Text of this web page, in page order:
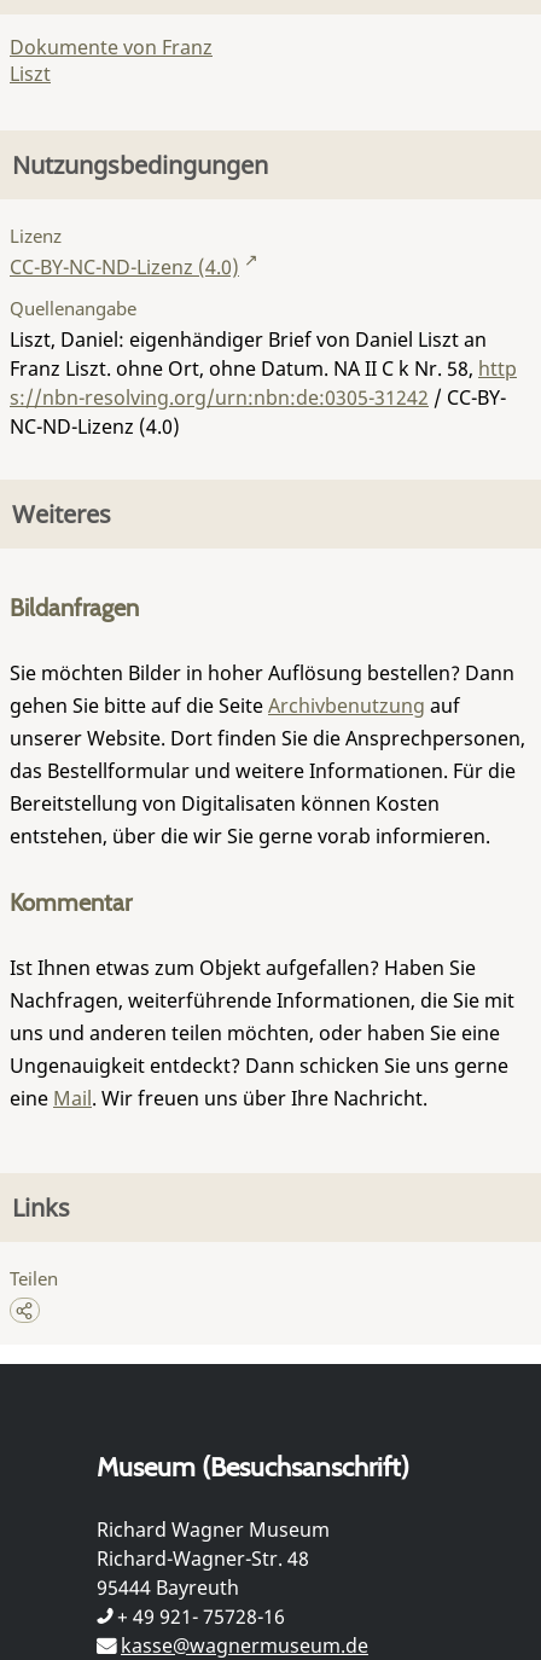
Dokumente von Franz
Liszt
Nutzungsbedingungen
Lizenz
CC-BY-NC-ND-Lizenz (4.0)
Quellenangabe
Liszt, Daniel: eigenhändiger Brief von Daniel Liszt an
Franz Liszt. ohne Ort, ohne Datum. NA II C k Nr. 58, http
s://nbn-resolving.org/urn:nbn:de:0305-31242 / CC-BY-
NC-ND-Lizenz (4.0)
Weiteres
Bildanfragen
Sie möchten Bilder in hoher Auflösung bestellen? Dann
gehen Sie bitte auf die SeiteArchivbenutzung auf
unserer Website. Dort finden Sie die Ansprechpersonen,
das Bestellformular und weitere Informationen. Für die
Bereitstellung von Digitalisaten können Kosten
entstehen, über die wir Sie gerne vorab informieren.
Kommentar
Ist Ihnen etwas zum Objekt aufgefallen? Haben Sie
Nachfragen, weiterführende Informationen, die Sie mit
uns und anderen teilen möchten, oder haben Sie eine
Ungenauigkeit entdeckt? Dann schicken Sie uns gerne
eine Mail. Wir freuen uns über Ihre Nachricht.
Links
Teilen
Museum (Besuchsanschrift)
Richard Wagner Museum
Richard-Wagner-Str. 48
95444 Bayreuth
+ 49 921- 75728-16
kasse@wagnermuseum.de